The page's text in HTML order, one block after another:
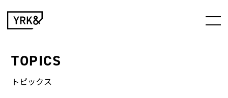
TOPICS
トピックス